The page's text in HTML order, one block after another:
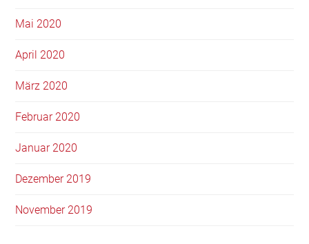
Mai 2020
April 2020
März 2020
Februar 2020
Januar 2020
Dezember 2019
November 2019